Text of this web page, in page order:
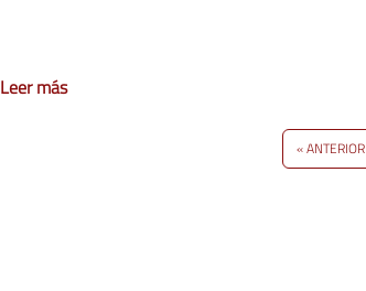
Leer más
« ANTERIOR